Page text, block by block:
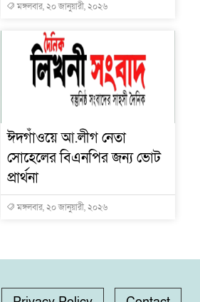
মঙ্গলবার, ২০ জানুয়ারী, ২০২৬
ঈদগাঁওয়ে আ.লীগ নেতা
সোহেলের বিএনপির জন্য ভোট
প্রার্থনা
মঙ্গলবার, ২০ জানুয়ারী, ২০২৬